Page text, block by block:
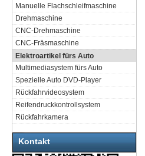
Manuelle Flachschleifmaschine
Drehmaschine
CNC-Drehmaschine
CNC-Fräsmaschine
Elektroartikel fürs Auto
Multimediasystem fürs Auto
Spezielle Auto DVD-Player
Rückfahrvideosystem
Reifendruckkontrollsystem
Rückfahrkamera
Kontakt